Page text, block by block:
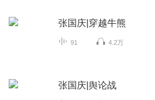
张国庆|穿越牛熊
91 4.2万
张国庆|舆论战